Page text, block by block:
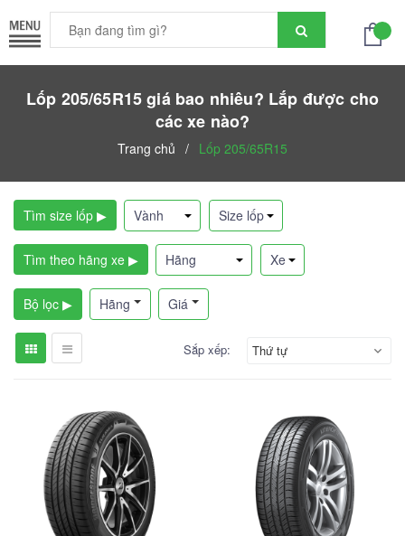
Lốp 205/65R15 giá bao nhiêu? Lắp được cho
các xe nào?
Trang chủ / Lốp 205/65R15
Tìm size lốp ▶
Tìm theo hãng xe ▶
Bộ lọc ▶ Hãng Giá
Sắp xếp: Thứ tự